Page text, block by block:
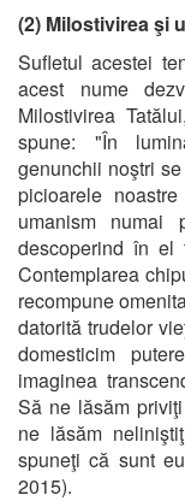
(2) Milostivirea şi
Sufletul acestei
acest nume
Milostivirea
spune: "În
genunchii noştri
picioarele
umanism numai
descoperind în el
Contemplarea
recompune
datorită trudelor
domesticim
imaginea
Să ne lăsăm
ne lăsăm
spuneţi că sunt
2015).